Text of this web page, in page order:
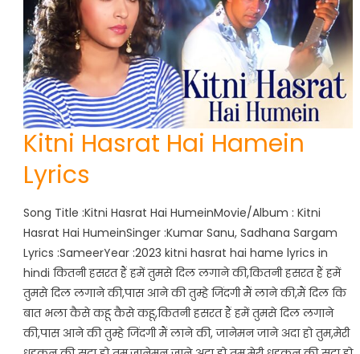
Kitni Hasrat Hai Hamein
Lyrics
Song Title :Kitni Hasrat Hai HumeinMovie/Album : Kitni
Hasrat Hai HumeinSinger :Kumar Sanu, Sadhana Sargam
Lyrics :SameerYear :2023 kitni hasrat hai hame lyrics in
hindi कितनी हसरत हैं हमें तुमसे दिल लगाने की,कितनी हसरत हैं हमें
तुमसे दिल लगाने की,पास आने की तुम्हे जिंदगी मैं लाने की,मैं दिल कि
बात भला कैसे कहू कैसे कहू,कितनी हसरत हैं हमें तुमसे दिल लगाने
की,पास आने की तुम्हे जिंदगी मैं लाने की, जानेमन जाने अदा हो तुम,मेरी